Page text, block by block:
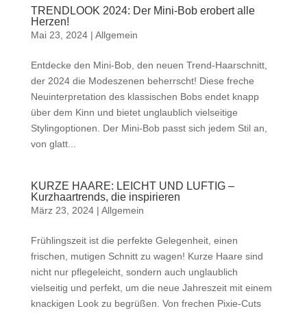
TRENDLOOK 2024: Der Mini-Bob erobert alle
Herzen!
Mai 23, 2024| Allgemein
Entdecke den Mini-Bob, den neuen Trend-Haarschnitt,
der 2024 die Modeszenen beherrscht! Diese freche
Neuinterpretation des klassischen Bobs endet knapp
über dem Kinn und bietet unglaublich vielseitige
Stylingoptionen. Der Mini-Bob passt sich jedem Stil an,
von glatt...
KURZE HAARE: LEICHT UND LUFTIG –
Kurzhaartrends, die inspirieren
März 23, 2024| Allgemein
Frühlingszeit ist die perfekte Gelegenheit, einen
frischen, mutigen Schnitt zu wagen! Kurze Haare sind
nicht nur pflegeleicht, sondern auch unglaublich
vielseitig und perfekt, um die neue Jahreszeit mit einem
knackigen Look zu begrüßen. Von frechen Pixie-Cuts